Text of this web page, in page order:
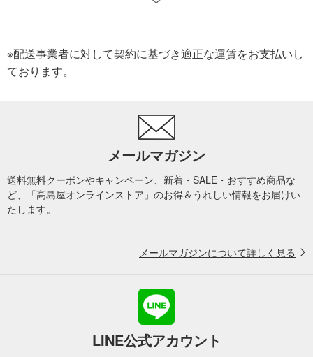
家具・収納用品・インテリア雑貨 インテリアアクセサリー
家電
旅行用品
その他文具・ステーショナリー
レディース
※配送事業者に対して契約に基づき適正な運賃をお支払いし
ております。
メールマガジン
送料無料クーポンやキャンペーン、新着・SALE・おすすめ商品な
ど、「高島屋オンラインストア」のお得＆うれしい情報をお届けい
たします。
メールマガジンについて詳しく見る
LINE公式アカウント